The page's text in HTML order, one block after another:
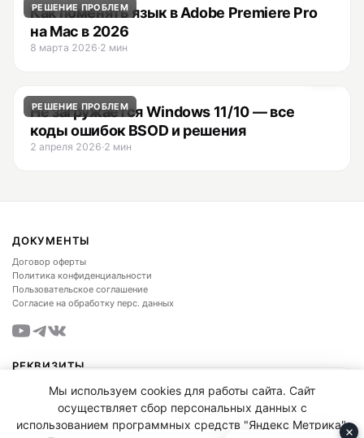
Telegram-канал FTime Store
Промокоды и скидки
Подписаться в Telegram
РЕШЕНИЕ ПРОБЛЕМ
Как поменять язык в Adobe Premiere Pro
на Mac в 2026
8 марта 2026·2 мин
РЕШЕНИЕ ПРОБЛЕМ
Не загружается Windows 11/10 — все
коды ошибок BSOD и решения
2 апреля 2026·2 мин
ДОКУМЕНТЫ
Договор оферты
Политика конфиденциальности
Пользовательское соглашение
Согласие на обработку перс. данных
РЕКВИЗИТЫ
ИП КАТУНИН ДМИТРИЙ НИКОЛАЕВИЧ
324220200098298
agency@ftime.org
Мы используем cookies для работы сайта. Сайт
осуществляет сбор персональных данных с
использованием программных средств "Яндекс Метрика".